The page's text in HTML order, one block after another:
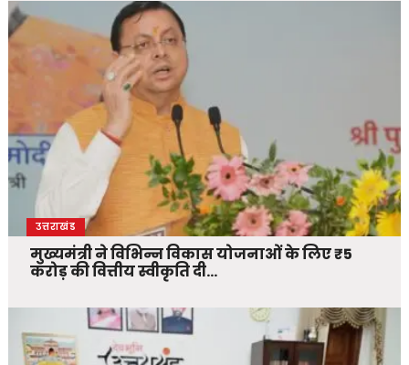
उत्तराखंड
मुख्यमंत्री ने विभिन्न विकास योजनाओं के लिए ₹5
करोड़ की वित्तीय स्वीकृति दी…